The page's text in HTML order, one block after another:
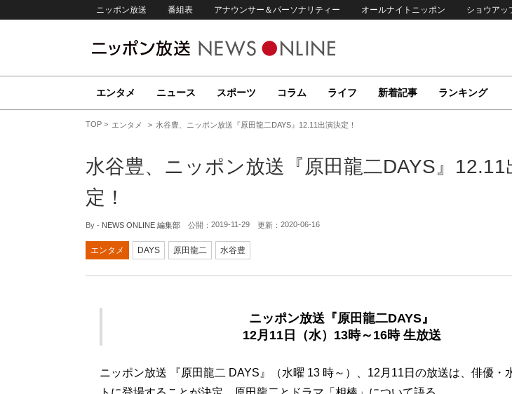
ニッポン放送 番組表 アナウンサー＆パーソナリティー オールナイトニッポン ショウアッ
エンタメ ニュース スポーツ コラム ライフ 新着記事 ランキング
TOP エンタメ 水谷豊、ニッポン放送『原田龍二DAYS』12.11出演決定！
水谷豊、ニッポン放送『原田龍二DAYS』12.11
定！
By - NEWS ONLINE 編集部 公開： 2019-11-29 更新： 2020-06-16
エンタメ DAYS 原田龍二 水谷豊
ニッポン放送『原田龍二DAYS』
12月11日（水）13時～16時 生放送
ニッポン放送 『原田龍二 DAYS』（水曜 13 時～）、12月11日の放送は、俳優・